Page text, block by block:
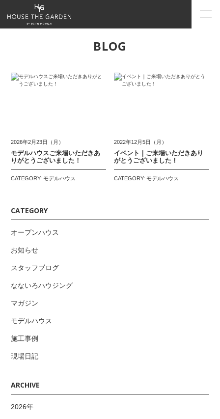
BLOG
2026年2月23日（月）
モデルハウスご来場いただきあ
りがとうございました！
CATEGORY: モデルハウス
2022年12月5日（月）
イベント｜ご来場いただきあり
がとうございました！
CATEGORY: モデルハウス
CATEGORY
オープンハウス
お知らせ
スタッフブログ
なないろハウジング
マガジン
モデルハウス
施工事例
現場日記
ARCHIVE
2026年